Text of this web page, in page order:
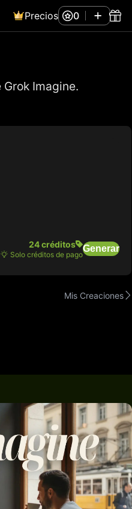
Precios 0
Imagine.
24 créditos
Solo créditos de pago
Generar
Mis Creaciones